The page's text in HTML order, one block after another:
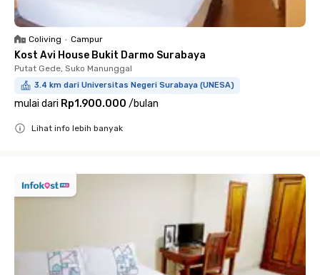
Coliving • Campur
Kost Avi House Bukit Darmo Surabaya
Putat Gede, Suko Manunggal
3.4 km dari Universitas Negeri Surabaya (UNESA)
mulai dari Rp1.900.000 /bulan
Lihat info lebih banyak